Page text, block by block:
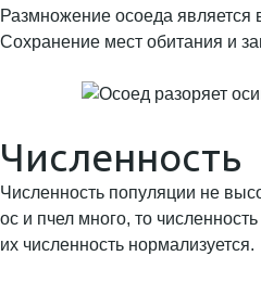
Размножение осоеда является
Сохранение мест обитания и
Численность
Численность популяции не
ос и пчел много, то
их численность нормализуется.